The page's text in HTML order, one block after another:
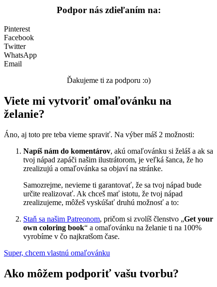
Zvieratá a príroda
Nezaradené
Podpor nás zdieľaním na:
Pinterest
Facebook
Twitter
WhatsApp
Email
Ďakujeme ti za podporu :o)
Viete mi vytvoriť omaľovánku na
želanie?
Áno, aj toto pre teba vieme spraviť. Na výber máš 2 možnosti:
Napíš nám do komentárov, akú omaľovánku si želáš a ak sa
tvoj nápad zapáči našim ilustrátorom, je veľká šanca, že ho
zrealizujú a omaľovánka sa objaví na stránke.
Samozrejme, nevieme ti garantovať, že sa tvoj nápad bude
určite realizovať. Ak chceš mať istotu, že tvoj nápad
zrealizujeme, môžeš vyskúšať druhú možnosť a to:
Staň sa našim Patreonom, pričom si zvolíš členstvo „Get your
own coloring book“ a omaľovánku na želanie ti na 100%
vyrobíme v čo najkratšom čase.
Super, chcem vlastnú omaľovánku
Ako môžem podporiť vašu tvorbu?